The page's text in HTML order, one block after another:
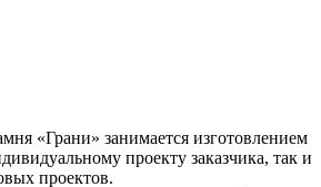
«Грани» занимается изготовлением
проекту заказчика, так и
проектов.